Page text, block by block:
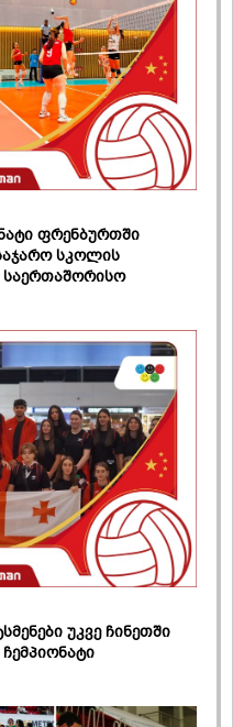
ფრენბურთში
სკოლის
საერთაშორისო
უკვე ჩინეთში